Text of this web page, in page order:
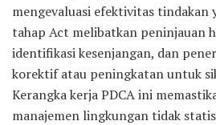
mengevaluasi efektivitas tindakan
tahap Act melibatkan peninjauan
identifikasi kesenjangan, dan
korektif atau peningkatan untuk
Kerangka kerja PDCA ini
manajemen lingkungan tidak